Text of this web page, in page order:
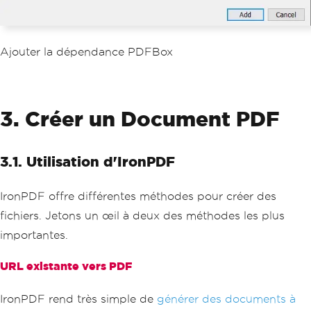
Ajouter la dépendance PDFBox
3. Créer un Document PDF
3.1. Utilisation d'IronPDF
IronPDF offre différentes méthodes pour créer des
fichiers. Jetons un œil à deux des méthodes les plus
importantes.
URL existante vers PDF
IronPDF rend très simple de générer des documents à